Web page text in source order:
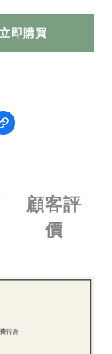
立即購買
顧客評
價